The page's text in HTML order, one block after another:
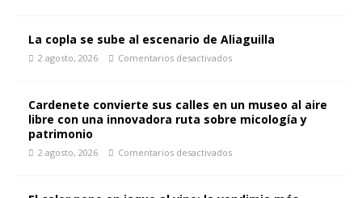
La copla se sube al escenario de Aliaguilla
2 agosto, 2026 Comentarios desactivados
Cardenete convierte sus calles en un museo al aire
libre con una innovadora ruta sobre micología y
patrimonio
2 agosto, 2026 Comentarios desactivados